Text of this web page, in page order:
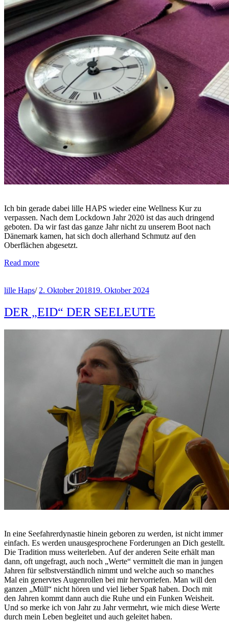
Ich bin gerade dabei lille HAPS wieder eine Wellness Kur zu
verpassen. Nach dem Lockdown Jahr 2020 ist das auch dringend
geboten. Da wir fast das ganze Jahr nicht zu unserem Boot nach
Dänemark kamen, hat sich doch allerhand Schmutz auf den
Oberflächen abgesetzt.
Read more
lille Haps/ 2. Oktober 201819. Oktober 2024
DER „EID“ DER SEELEUTE
In eine Seefahrerdynastie hinein geboren zu werden, ist nicht immer
einfach. Es werden unausgesprochene Forderungen an Dich gestellt.
Die Tradition muss weiterleben. Auf der anderen Seite erhält man
dann, oft ungefragt, auch noch „Werte“ vermittelt die man in jungen
Jahren für selbstverständlich nimmt und welche auch so manches
Mal ein genervtes Augenrollen bei mir hervorriefen. Man will den
ganzen „Müll“ nicht hören und viel lieber Spaß haben. Doch mit
den Jahren kommt dann auch die Ruhe und ein Funken Weisheit.
Und so merke ich von Jahr zu Jahr vermehrt, wie mich diese Werte
durch mein Leben begleitet und auch geleitet haben.